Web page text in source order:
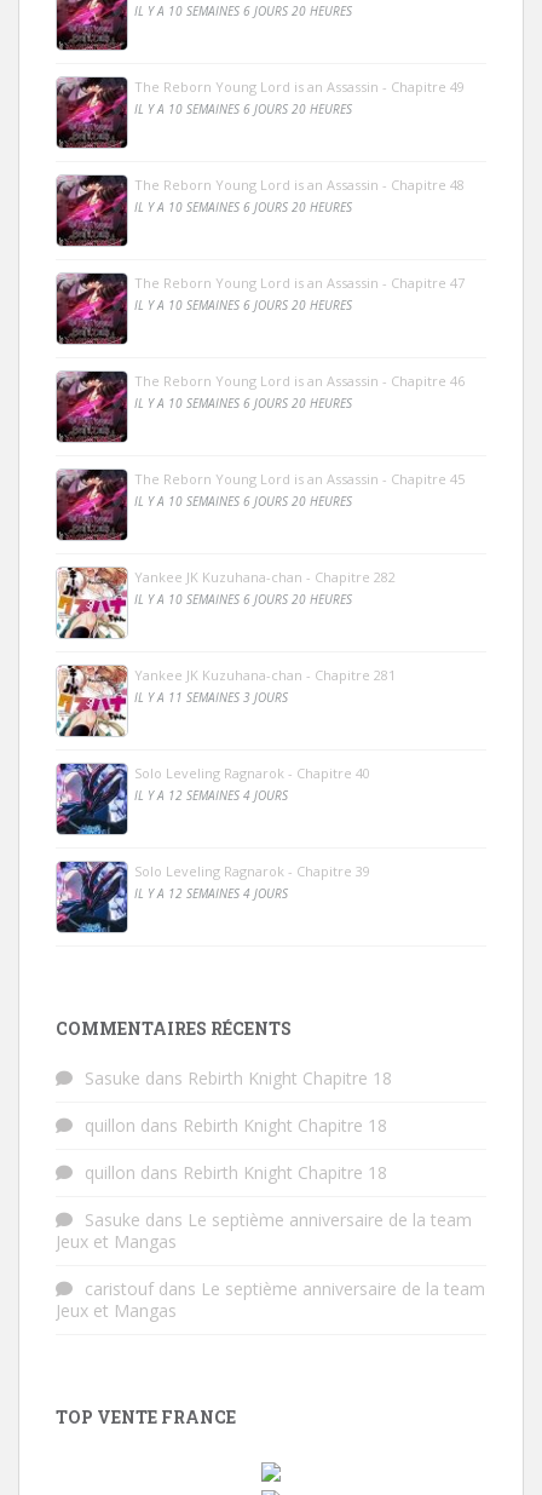
IL Y A 10 SEMAINES 6 JOURS 20 HEURES
The Reborn Young Lord is an Assassin - Chapitre 49
IL Y A 10 SEMAINES 6 JOURS 20 HEURES
The Reborn Young Lord is an Assassin - Chapitre 48
IL Y A 10 SEMAINES 6 JOURS 20 HEURES
The Reborn Young Lord is an Assassin - Chapitre 47
IL Y A 10 SEMAINES 6 JOURS 20 HEURES
The Reborn Young Lord is an Assassin - Chapitre 46
IL Y A 10 SEMAINES 6 JOURS 20 HEURES
The Reborn Young Lord is an Assassin - Chapitre 45
IL Y A 10 SEMAINES 6 JOURS 20 HEURES
Yankee JK Kuzuhana-chan - Chapitre 282
IL Y A 10 SEMAINES 6 JOURS 20 HEURES
Yankee JK Kuzuhana-chan - Chapitre 281
IL Y A 11 SEMAINES 3 JOURS
Solo Leveling Ragnarok - Chapitre 40
IL Y A 12 SEMAINES 4 JOURS
Solo Leveling Ragnarok - Chapitre 39
IL Y A 12 SEMAINES 4 JOURS
COMMENTAIRES RÉCENTS
Sasuke dans Rebirth Knight Chapitre 18
quillon dans Rebirth Knight Chapitre 18
quillon dans Rebirth Knight Chapitre 18
Sasuke dans Le septième anniversaire de la team
Jeux et Mangas
caristoufdans Le septième anniversaire de la team
Jeux et Mangas
TOP VENTE FRANCE